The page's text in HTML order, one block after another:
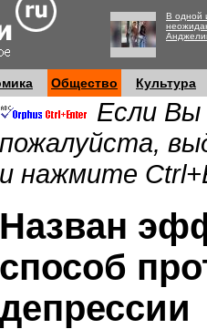
В одной
Общество Культура
Если Вы
пожалуйста,
и нажмите
Назван
способ
депрессии